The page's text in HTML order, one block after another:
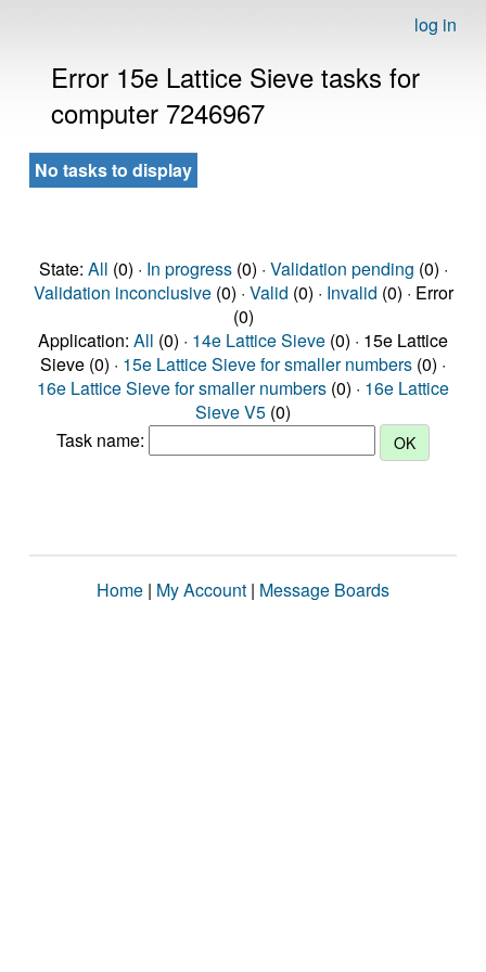
log in
Error 15e Lattice Sieve tasks for
computer 7246967
No tasks to display
State: All (0) · In progress(0) · Validation pending (0) ·
Validation inconclusive(0) · Valid (0) · Invalid (0) · Error
(0)
Application: All (0) · 14e Lattice Sieve (0) · 15e Lattice
Sieve (0) · 15e Lattice Sieve for smaller numbers (0) ·
16e Lattice Sieve for smaller numbers (0) · 16e Lattice
Sieve V5 (0)
Task name:
Home | My Account | Message Boards